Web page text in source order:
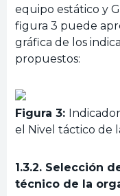
equipo estático y
figura 3 puede
gráfica de los
propuestos:
Figura 3:
el Nivel táctico de
1.3.2. Selección
técnico de la